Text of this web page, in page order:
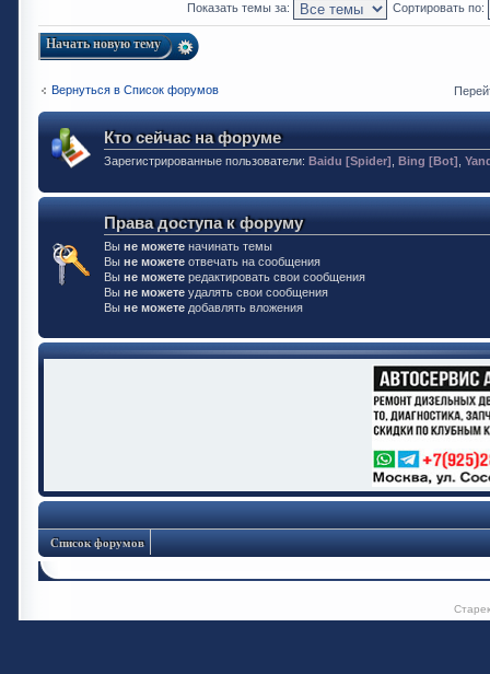
Показать темы за: Сортировать по:
Начать новую тему
Вернуться в Список форумов
Кто сейчас на форуме
Зарегистрированные пользователи: Baidu [Spider] Bing [Bot]
Права доступа к форуму
Вы не можете начинать темы
Вы не можете отвечать на сообщения
Вы не можете редактировать свои сообщения
Вы не можете удалять свои сообщения
Вы не можете добавлять вложения
Список форумов